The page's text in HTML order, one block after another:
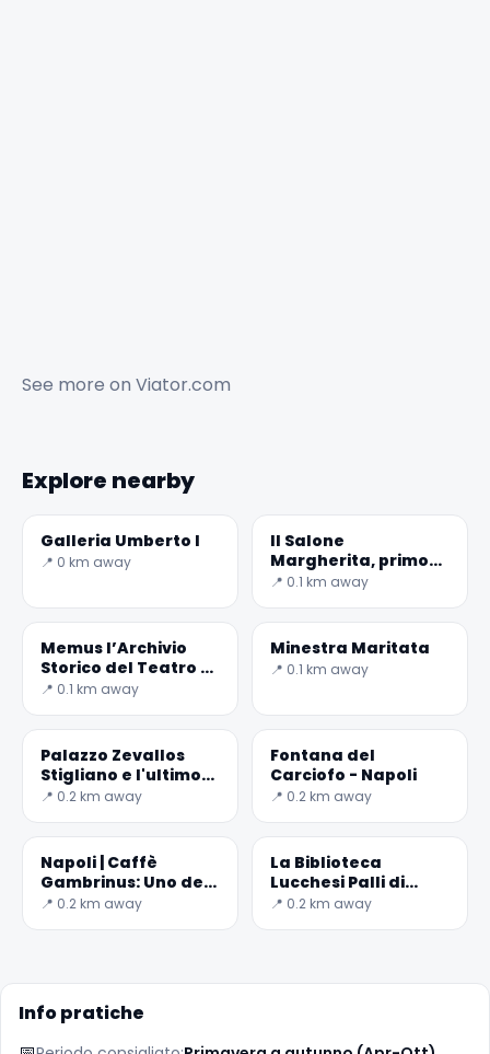
See more on Viator.com
Explore nearby
Galleria Umberto I
📍 0 km away
Il Salone
Margherita, primo
cafè-chantant
📍 0.1 km away
Memus l’Archivio
Storico del Teatro di
San Carlo
📍 0.1 km away
Minestra Maritata
📍 0.1 km away
Palazzo Zevallos
Stigliano e l'ultimo
Caravaggio
📍 0.2 km away
Fontana del
Carciofo - Napoli
📍 0.2 km away
Napoli | Caffè
Gambrinus: Uno dei
bar più belli d’Italia
📍 0.2 km away
La Biblioteca
Lucchesi Palli di
Napoli
📍 0.2 km away
Info pratiche